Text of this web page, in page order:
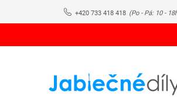
+420 733 418 418